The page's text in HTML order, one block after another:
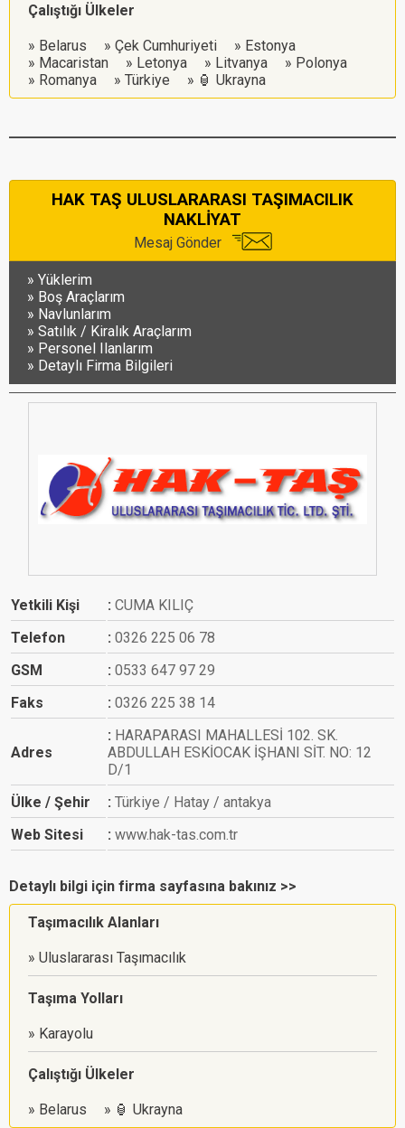
Çalıştığı Ülkeler
Belarus Çek Cumhuriyeti
Estonya
Macaristan
Letonya Litvanya
Polonya
Romanya
Türkiye 🏮 Ukrayna
HAK TAŞ ULUSLARARASI TAŞIMACILIK
NAKLİYAT
Mesaj Gönder
Yüklerim
Boş Araçlarım
Navlunlarım
Satılık / Kiralık Araçlarım
Personel Ilanlarım
Detaylı Firma Bilgileri
Yetkili Kişi
CUMA KILIÇ
Telefon
0326 225 06 78
GSM
0533 647 97 29
Faks
0326 225 38 14
Adres
HARAPARASI MAHALLESİ 102. SK.
ABDULLAH ESKİOCAK İŞHANI SİT. NO: 12
D/1
Ülke / Şehir
Türkiye / Hatay / antakya
Web Sitesi
www.hak-tas.com.tr
Detaylı bilgi için firma sayfasına bakınız >>
Taşımacılık Alanları
Uluslararası Taşımacılık
Taşıma Yolları
Karayolu
Çalıştığı Ülkeler
Belarus 🏮 Ukrayna